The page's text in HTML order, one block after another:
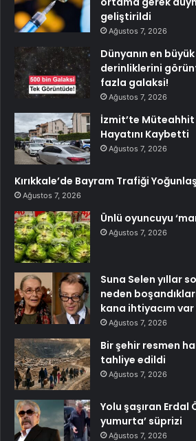
geliştirildi
Ağustos 7, 2026
Dünyanın en
derinliklerini
fazla galaksi!
Ağustos 7, 2026
İzmit’te
Hayatını Kaybetti
Ağustos 7, 2026
Kırıkkale’de Bayram Trafiği
Ağustos 7, 2026
Ünlü oyuncuyu
Ağustos 7, 2026
Suna Selen yıllar
neden
kana ihtiyacım
Ağustos 7, 2026
Bir şehir resmen
tahliye edildi
Ağustos 7, 2026
Yolu şaşıran Erdal
yumurta’ süprizi
Ağustos 7, 2026